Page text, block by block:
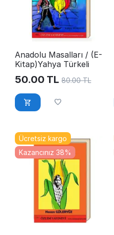
Anadolu Masalları / (E-
Kitap)Yahya Türkeli
50.00 TL 80.00 TL
Ücretsiz kargo
Kazancınız 38%